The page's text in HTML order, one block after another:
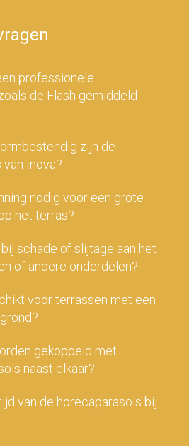
professionele
de Flash gemiddeld
zijn de
Inova?
nodig voor een grote
het terras?
schade of slijtage aan het
of andere onderdelen?
voor terrassen met een
gekoppeld met
naast elkaar?
van de horecaparasols bij